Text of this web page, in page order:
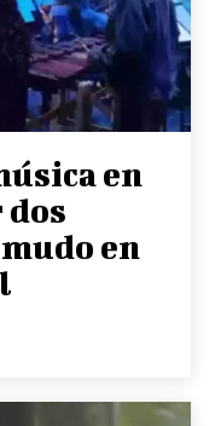
en
en